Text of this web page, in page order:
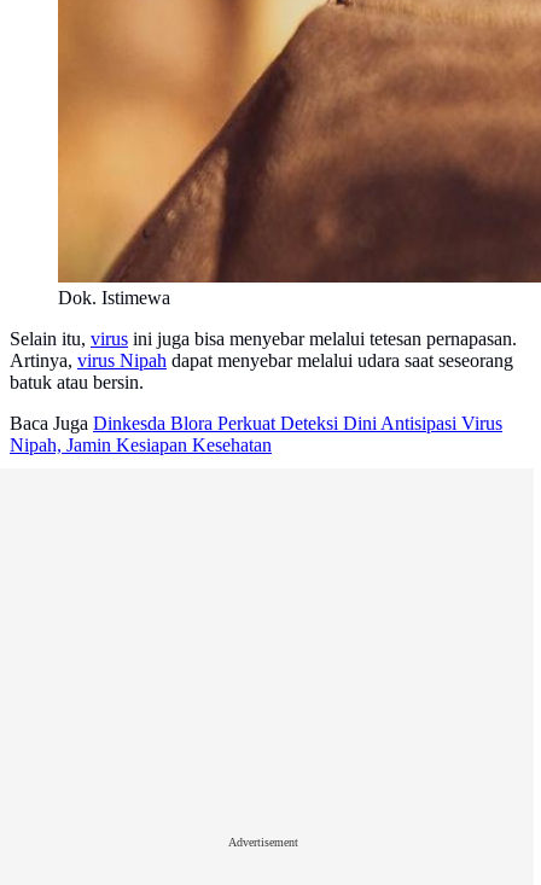
Dok. Istimewa
Selain itu, virus ini juga bisa menyebar melalui tetesan pernapasan.
Artinya, virus Nipah dapat menyebar melalui udara saat seseorang
batuk atau bersin.
Baca Juga Dinkesda Blora Perkuat Deteksi Dini Antisipasi Virus
Nipah, Jamin Kesiapan Kesehatan
Advertisement